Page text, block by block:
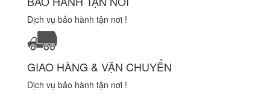
Dịch vụ bảo hành tận nơi !
GIAO HÀNG & VẬN CHUYỂN
Dịch vụ bảo hành tận nơi !